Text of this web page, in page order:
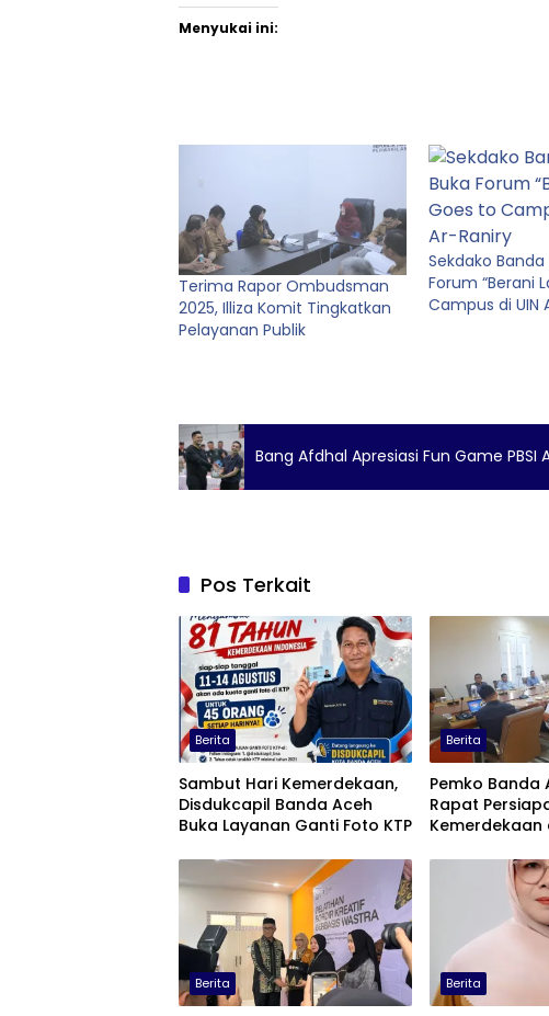
Menyukai ini:
Terima Rapor Ombudsman
2025, Illiza Komit Tingkatkan
Pelayanan Publik
Sekdako
Forum “Berani
Campus di UIN
Bang Afdhal Apresiasi Fun Game PBSI
Pos Terkait
Berita
Sambut Hari Kemerdekaan,
Disdukcapil Banda Aceh
Buka Layanan Ganti Foto KTP
Berita
Pemko Banda
Rapat
Kemerdekaan
Berita Berita